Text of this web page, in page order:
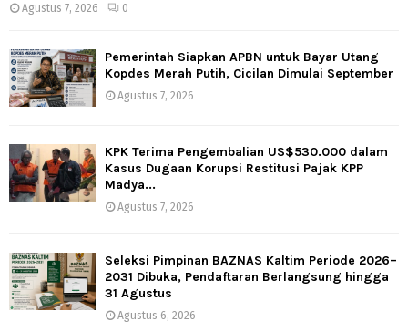
Agustus 7, 2026 0
Pemerintah Siapkan APBN untuk Bayar Utang
Kopdes Merah Putih, Cicilan Dimulai September
Agustus 7, 2026
KPK Terima Pengembalian US$530.000 dalam
Kasus Dugaan Korupsi Restitusi Pajak KPP
Madya...
Agustus 7, 2026
Seleksi Pimpinan BAZNAS Kaltim Periode 2026–
2031 Dibuka, Pendaftaran Berlangsung hingga
31 Agustus
Agustus 6, 2026